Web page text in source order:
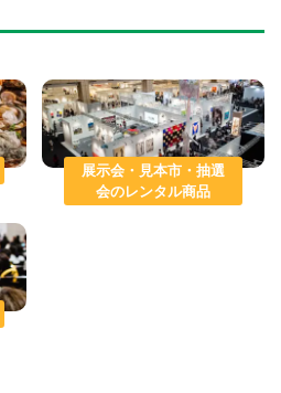
展示会・見本市・抽選
会のレンタル商品